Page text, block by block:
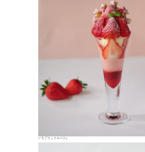
いちごワッフルパフェ